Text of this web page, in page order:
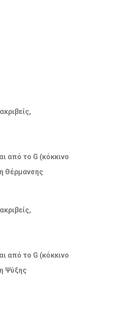
από το G (κόκκινο
Θέρμανσης
από το G (κόκκινο
Ψύξης